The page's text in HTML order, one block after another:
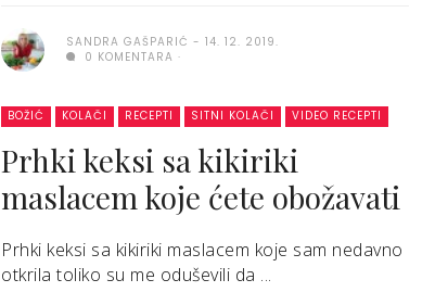
SANDRA GAŠPARIĆ
14. 12. 2019.
0 KOMENTARA
BOŽIĆ KOLAČI RECEPTI SITNI KOLAČI VIDEO RECEPTI
Prhki keksi sa kikiriki
maslacem koje ćete obožavati
Prhki keksi sa kikiriki maslacem koje sam nedavno
otkrila toliko su me oduševili da ...